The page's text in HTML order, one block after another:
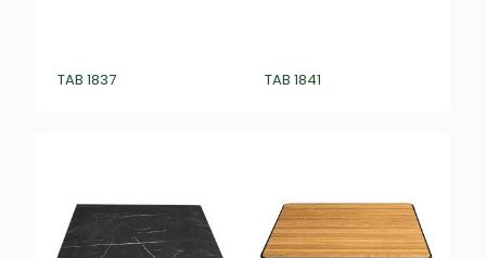
TAB 1837 TAB 1841